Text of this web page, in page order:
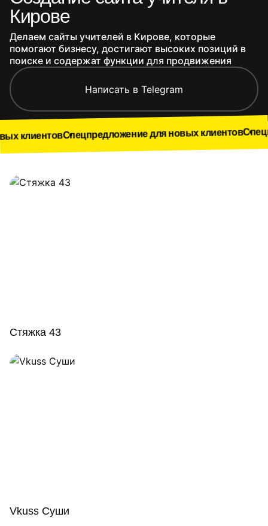
Кирове
Делаем сайты учителей в Кирове, которые
помогают бизнесу, достигают высоких позиций в
поиске и содержат функции для продвижения
Написать в Telegram
Спецпредложение для новых клиентов
Наши работы
Стяжка 43
Vkuss Суши